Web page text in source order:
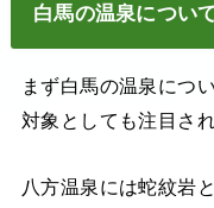
白馬の温泉につい
まず白馬の温泉につ
対象としても注目さ
八方温泉には蛇紋岩